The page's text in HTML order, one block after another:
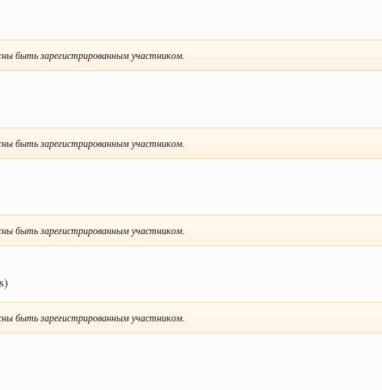
быть зарегистрированным участником.
быть зарегистрированным участником.
быть зарегистрированным участником.
быть зарегистрированным участником.